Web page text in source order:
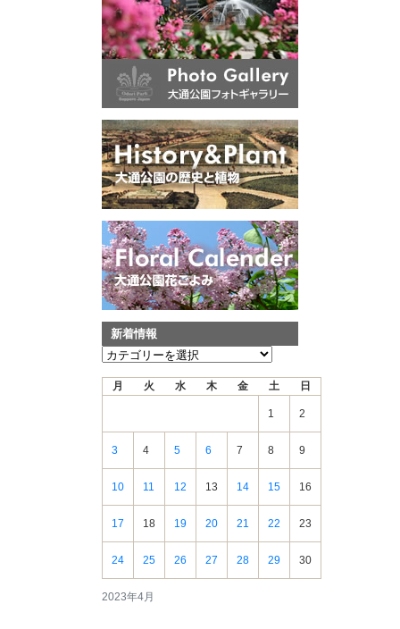
新着情報
新
2023年4月
月 火 水 木 金 土 日
1 2
3 4 5 6 7 8 9
10 11 12 13 14 15 16
17 18 19 20 21 22 23
24 25 26 27 28 29 30